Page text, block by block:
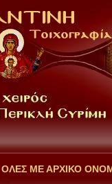
ΟΛΕΣ ΜΕ ΑΡΧΙΚΟ